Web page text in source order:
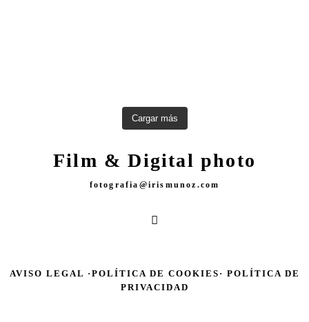
Cargar más
Film & Digital photo
fotografia@irismunoz.com
AVISO LEGAL · POLÍTICA DE COOKIES· POLÍTICA DE
PRIVACIDAD